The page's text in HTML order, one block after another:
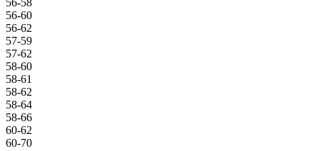
56-60
56-62
57-59
57-62
58-60
58-61
58-62
58-64
58-66
60-62
60-70